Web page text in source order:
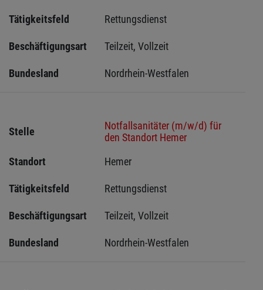
Tätigkeitsfeld Rettungsdienst
Beschäftigungsart Teilzeit, Vollzeit
Bundesland Nordrhein-Westfalen
Stelle
Notfallsanitäter (m/w/d) für
den Standort Hemer
Standort
Hemer
Tätigkeitsfeld Rettungsdienst
Beschäftigungsart Teilzeit, Vollzeit
Bundesland Nordrhein-Westfalen